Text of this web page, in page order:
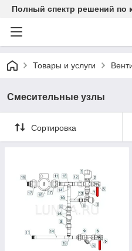
Полный спектр решений
Товары и услуги
Смесительные узлы
Сортировка